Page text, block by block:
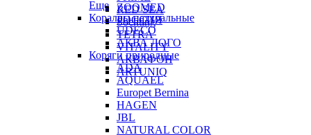
RED SEA
Sochting
TETRA
VITALITY
АКВАФОН
ARTUNIQ
ZOOMED
РОССИЯ
Еще
Кораллы натуральные
UDECO
АКВА ЛОГО
Коряги природные
ADA
AQUAEL
Europet Bernina
HAGEN
JBL
NATURAL COLOR